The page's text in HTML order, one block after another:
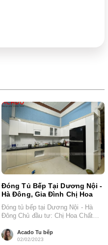
Đóng Tủ Bếp Tại Dương Nội -
Hà Đông, Gia Đình Chị Hoa
Đóng tủ bếp tại Dương Nội - Hà
Đông Chủ đầu tư: Chị Hoa Chất
Acado Tu bếp
02/02/2023